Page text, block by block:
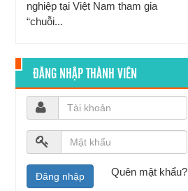
nghiệp tại Việt Nam tham gia
“chuỗi...
ĐĂNG NHẬP THÀNH VIÊN
Quên mật khẩu?